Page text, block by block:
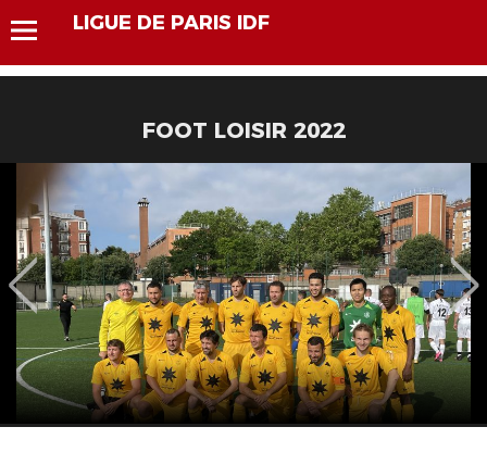
LIGUE DE PARIS IDF
FOOT LOISIR 2022